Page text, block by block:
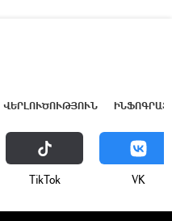
ՎԵՐԼՈՒԾՈՒԹՅՈՒՆ
ТikТоk VK